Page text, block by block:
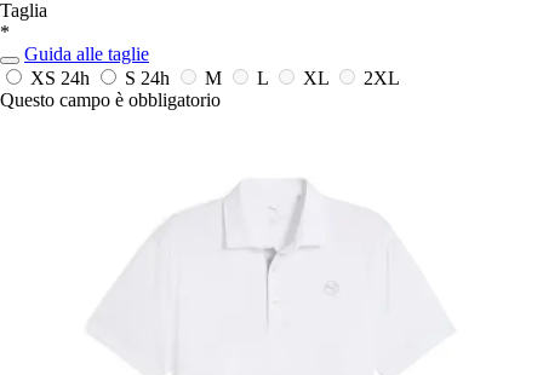
Taglia
*
Guida alle taglie
XS 24h S 24h M L XL
2XL
Questo campo è obbligatorio